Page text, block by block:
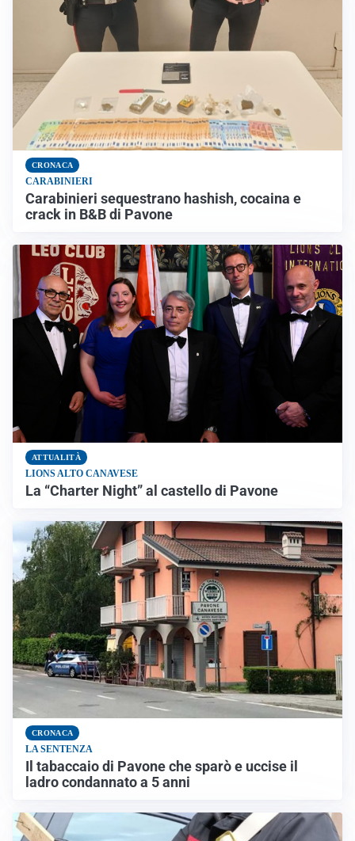
CRONACA
CARABINIERI
Carabinieri sequestrano hashish, cocaina e
crack in B&B di Pavone
ATTUALITÀ
LIONS ALTO CANAVESE
La “Charter Night” al castello di Pavone
CRONACA
LA SENTENZA
Il tabaccaio di Pavone che sparò e uccise il
ladro condannato a 5 anni